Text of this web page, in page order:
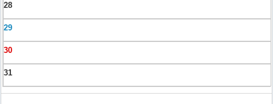
28
29
30
31